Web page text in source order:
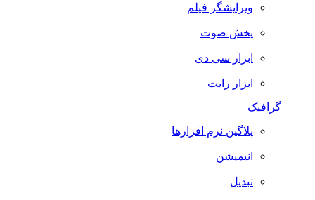
ویرایشگر فیلم
پخش صوت
ابزار سی دی
ابزار رایت
گرافیک
پلاگین نرم افزارها
انیمیشن
تبدیل